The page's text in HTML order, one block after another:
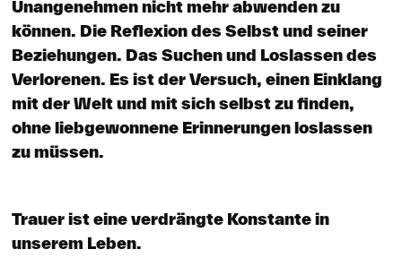
Unangenehmen nicht mehr abwenden zu
können. Die Reflexion des Selbst und seiner
Beziehungen. Das Suchen und Loslassen des
Verlorenen. Es ist der Versuch, einen Einklang
mit der Welt und mit sich selbst zu finden,
ohne liebgewonnene Erinnerungen loslassen
zu müssen.
Trauer ist eine verdrängte Konstante in
unserem Leben.